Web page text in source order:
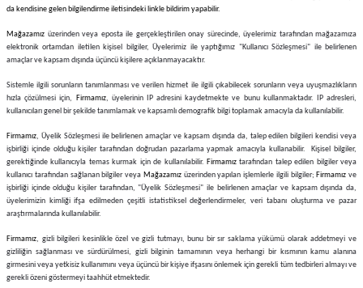
Buharlı Pişiriciler
Doğrayıcılar / Rondolar
Elektrikli Izgara - Barbekü
Elektrikli Tencere / Tavalar
Ekmek Yapma Makinası
& Notebook
da kendisine gelen bilgilendirme iletisindeki linkle bildirim yapabilir.
Mağazamız üzerinden veya eposta ile gerçekleştirilen onay sürecinde, üyelerimiz tarafından mağazamıza
elektronik ortamdan iletilen kişisel bilgiler, Üyelerimiz ile yaptığımız "Kullanıcı Sözleşmesi" ile belirlenen
amaçlar ve kapsam dışında üçüncü kişilere açıklanmayacaktır.
Sistemle ilgili sorunların tanımlanması ve verilen hizmet ile ilgili çıkabilecek sorunların veya uyuşmazlıkların
hızla çözülmesi için,
Firmamız, üyelerinin IP adresini kaydetmekte ve bunu kullanmaktadır. IP adresleri,
kullanıcıları genel bir şekilde tanımlamak ve kapsamlı demografik bilgi toplamak amacıyla da kullanılabilir.
Firmamız, Üyelik Sözleşmesi ile belirlenen amaçlar ve kapsam dışında da, talep edilen bilgileri kendisi veya
işbirliği içinde olduğu kişiler tarafından doğrudan pazarlama yapmak amacıyla kullanabilir. Kişisel bilgiler,
gerektiğinde kullanıcıyla temas kurmak için de kullanılabilir. Firmamıztarafından talep edilen bilgiler veya
kullanıcı tarafından sağlanan bilgiler veya Mağazamız üzerinden yapılan işlemlerle ilgili bilgiler; Firmamız ve
işbirliği içinde olduğu kişiler tarafından, "Üyelik Sözleşmesi" ile belirlenen amaçlar ve kapsam dışında da,
üyelerimizin kimliği ifşa edilmeden çeşitli istatistiksel değerlendirmeler, veri tabanı oluşturma ve pazar
araştırmalarında kullanılabilir.
Firmamız, gizli bilgileri kesinlikle özel ve gizli tutmayı, bunu bir sır saklama yükümü olarak addetmeyi ve
gizliliğin sağlanması ve sürdürülmesi, gizli bilginin tamamının veya herhangi bir kısmının kamu alanına
girmesini veya yetkisiz kullanımını veya üçüncü bir kişiye ifşasını önlemek için gerekli tüm tedbirleri almayı ve
gerekli özeni göstermeyi taahhüt etmektedir.